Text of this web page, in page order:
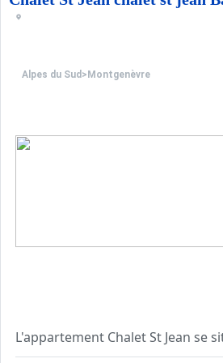
Alpes du Sud > Montgenèvre
L'appartement Chalet St Jean se
Appartement dans un chalet